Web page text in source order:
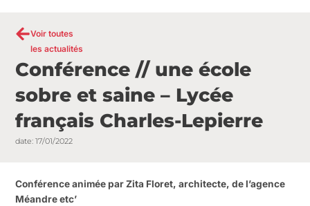
Voir toutes
les actualités
Conférence // une école
sobre et saine – Lycée
français Charles-Lepierre
date: 17/01/2022
Conférence animée par Zita Floret, architecte, de l’agence
Méandre etc’